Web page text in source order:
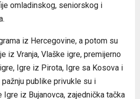
omladinskog, seniorskog i
iz Hercegovine, a potom su
iz Vranja, Vlaške igre, premijerno
Igre iz Pirota, Igre sa Kosova i
publike privukle su i
iz Bujanovca, zajednička tačka